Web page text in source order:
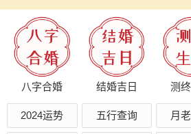
八字合婚 结婚吉日 测
2024运势 五行查询 月